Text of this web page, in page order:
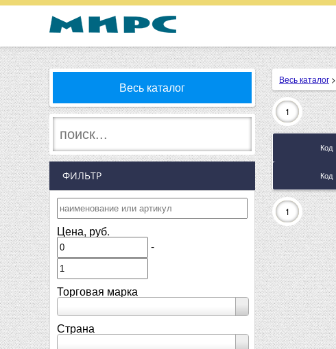
Весь каталог
ФИЛЬТР
Цена, руб.
-
Торговая марка
Страна
Весь каталог >
1
Код
Код
1